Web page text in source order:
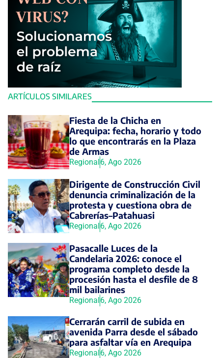
ARTÍCULOS SIMILARES
Fiesta de la Chicha en
Arequipa: fecha, horario y todo
lo que encontrarás en la Plaza
de Armas
Regional6, Ago 2026
Dirigente de Construcción Civil
denuncia criminalización de la
protesta y cuestiona obra de
Cabrerías–Patahuasi
Regional6, Ago 2026
Pasacalle Luces de la
Candelaria 2026: conoce el
programa completo desde la
procesión hasta el desfile de 8
mil bailarines
Regional6, Ago 2026
Cerrarán carril de subida en
avenida Parra desde el sábado
para asfaltar vía en Arequipa
Regional6, Ago 2026